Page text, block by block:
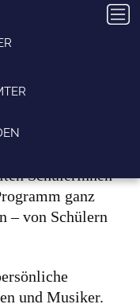
VON
von Schülern
16:30 Uhr lädt
zu einem
Schülerinnen
ganz
– von Schülern
und Musiker.